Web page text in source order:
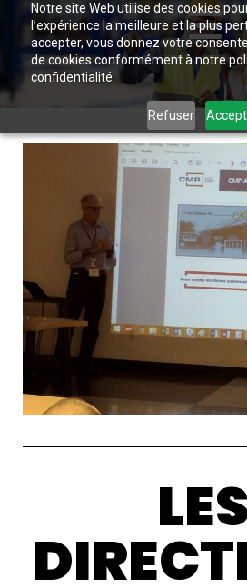
Notre site Web utilise des cookies
l’expérience la meilleure et la plus
accepter, vous donnez votre
de cookies conformément à notre
confidentialité.
Refuser
LES